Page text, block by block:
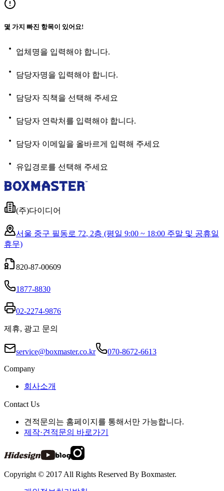
몇 가지 빠진 항목이 있어요!
업체명을 입력해야 합니다.
담당자명을 입력해야 합니다.
담당자 직책을 선택해 주세요
담당자 연락처를 입력해야 합니다.
담당자 이메일을 올바르게 입력해 주세요
유입경로를 선택해 주세요
(주)다이디어
서울 중구 필동로 72, 2층 (평일 9:00 ~ 18:00 주말 및 공휴일
휴무)
820-87-00609
1877-8830
02-2274-9876
제휴, 광고 문의
service@boxmaster.co.kr
070-8672-6613
Company
회사소개
Contact Us
견적문의는 홈페이지를 통해서만 가능합니다.
제작·견적문의 바로가기
Copyright © 2017 All Rights Reserved By Boxmaster.